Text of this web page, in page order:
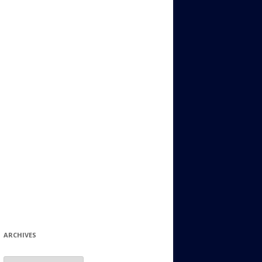
ARCHIVES
Archives